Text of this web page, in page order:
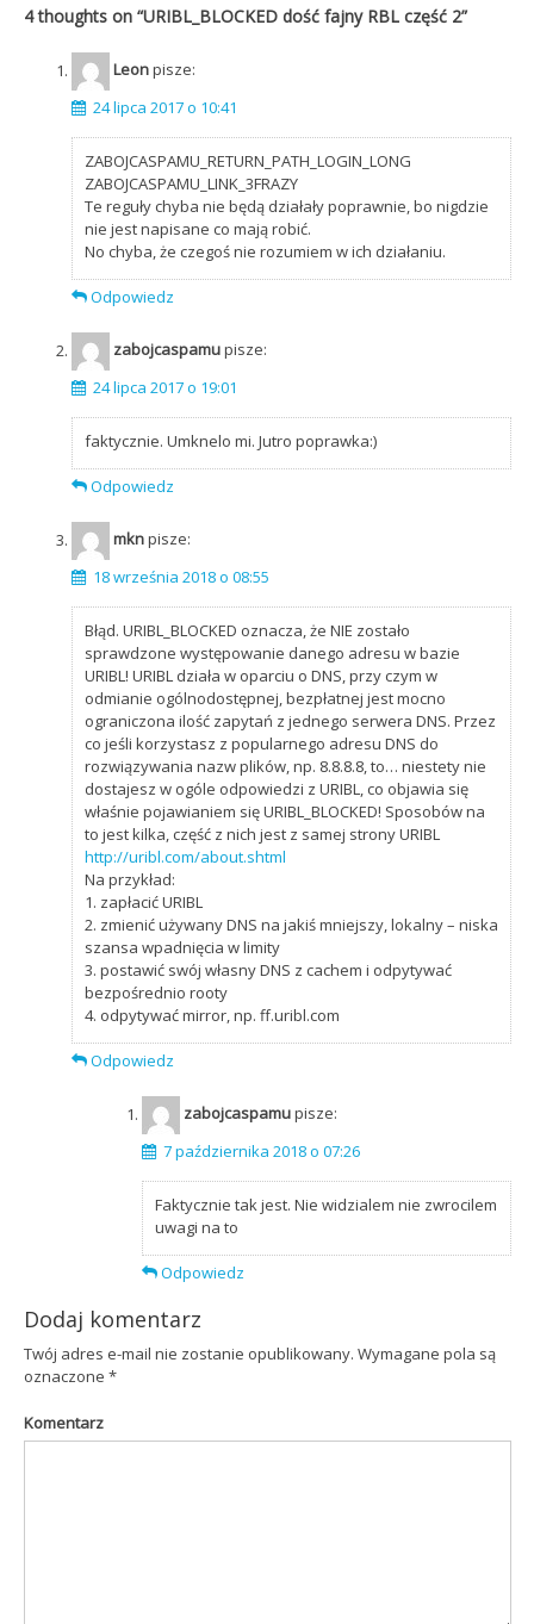
4 thoughts on “URIBL_BLOCKED dość fajny RBL część 2”
Leonpisze:
24 lipca 2017 o 10:41
ZABOJCASPAMU_RETURN_PATH_LOGIN_LONG
ZABOJCASPAMU_LINK_3FRAZY
Te reguły chyba nie będą działały poprawnie, bo nigdzie
nie jest napisane co mają robić.
No chyba, że czegoś nie rozumiem w ich działaniu.
Odpowiedz
zabojcaspamupisze:
24 lipca 2017 o 19:01
faktycznie. Umknelo mi. Jutro poprawka:)
Odpowiedz
mknpisze:
18 września 2018 o 08:55
Błąd. URIBL_BLOCKED oznacza, że NIE zostało
sprawdzone występowanie danego adresu w bazie
URIBL! URIBL działa w oparciu o DNS, przy czym w
odmianie ogólnodostępnej, bezpłatnej jest mocno
ograniczona ilość zapytań z jednego serwera DNS. Przez
co jeśli korzystasz z popularnego adresu DNS do
rozwiązywania nazw plików, np. 8.8.8.8, to… niestety nie
dostajesz w ogóle odpowiedzi z URIBL, co objawia się
właśnie pojawianiem się URIBL_BLOCKED! Sposobów na
to jest kilka, część z nich jest z samej strony URIBL
http://uribl.com/about.shtml
Na przykład:
1. zapłacić URIBL
2. zmienić używany DNS na jakiś mniejszy, lokalny – niska
szansa wpadnięcia w limity
3. postawić swój własny DNS z cachem i odpytywać
bezpośrednio rooty
4. odpytywać mirror, np. ff.uribl.com
Odpowiedz
zabojcaspamupisze:
7 października 2018 o 07:26
Faktycznie tak jest. Nie widzialem nie zwrocilem
uwagi na to
Odpowiedz
Dodaj komentarz
Twój adres e-mail nie zostanie opublikowany. Wymagane pola są
oznaczone *
Komentarz